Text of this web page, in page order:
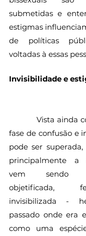
submetidas e
estigmas
de políticas
voltadas à essas
Invisibilidade e
fase de confusão e
pode ser superada,
principalmente a
vem sendo
objetificada,
invisibilizada -
passado onde era
como uma